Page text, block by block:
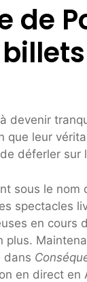
de
devenir
que leur
déferler sur
sous le nom
spectacles
en cours
dans
en direct en